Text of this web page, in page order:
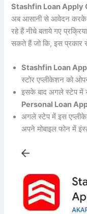
Stashfin Loan Apply
अब आसानी से आवेदन करके
रहे हैं नीचे बताये गए
सकते हैं जो कि, इस प्रकार
Stashfin Loan
स्टोर एप्लीकेशन को
इसके बाद अगले स्टेप में
Personal Loan
अगले स्टेप में इस
अपने मोबाइल फोन में